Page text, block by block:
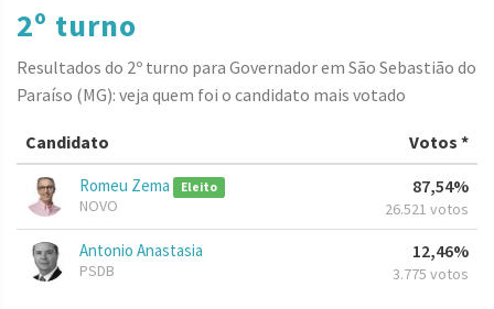
2º turno
Resultados do 2º turno para Governador em São Sebastião do
Paraíso (MG): veja quem foi o candidato mais votado
Candidato Votos *
Romeu Zema Eleito
NOVO
87,54%
26.521 votos
Antonio Anastasia
PSDB
12,46%
3.775 votos